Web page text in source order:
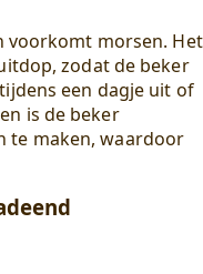
voorkomt morsen. Het
zodat de beker
een dagje uit of
is de beker
te maken, waardoor